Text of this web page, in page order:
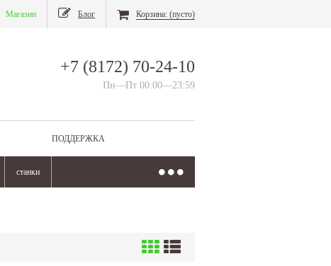
Магазин Блог Корзина: (пусто)
+7 (8172) 70-24-10
Пн—Пт 00:00—23:59
ПОДДЕРЖКА
станки